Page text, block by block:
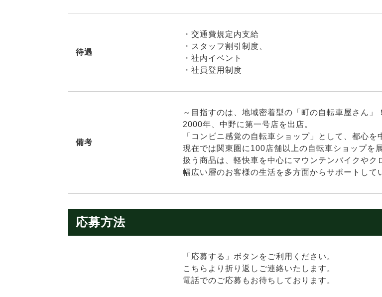
待遇
・交通費規定内支給
・スタッフ割引制度、
・社内イベント
・社員登用制度
備考
～目指すのは、地域密着型の「町の自転車屋さん」
2000年、中野に第一号店を出店。
「コンビニ感覚の自転車ショップ」として、都心を
現在では関東圏に100店舗以上の自転車ショップを
扱う商品は、軽快車を中心にマウンテンバイクやク
幅広い層のお客様の生活を多方面からサポートして
応募方法
「応募する」ボタンをご利用ください。
こちらより折り返しご連絡いたします。
電話でのご応募もお待ちしております。